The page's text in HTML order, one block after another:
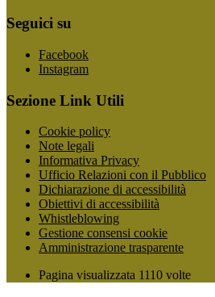
Seguici su
Facebook
Instagram
Sezione Link Utili
Cookie policy
Note legali
Informativa Privacy
Ufficio Relazioni con il Pubblico
Dichiarazione di accessibilità
Obiettivi di accessibilità
Whistleblowing
Gestione consensi cookie
Amministrazione trasparente
Pagina visualizzata 1110 volte